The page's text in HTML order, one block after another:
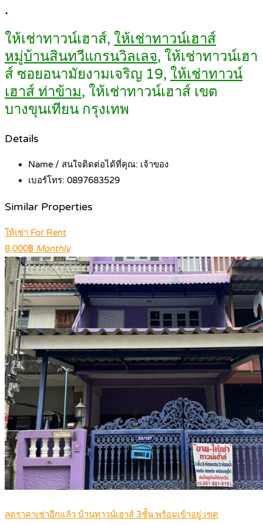
.
ให้เช่าทาวน์เฮาส์, ให้เช่าทาวน์เฮาส์
หมู่บ้านสินทวีแกรนวิลเลจ, ให้เช่าทาวน์เฮา
ส์ ซอยอนามัยงามเจริญ 19, ให้เช่าทาวน์
เฮาส์ ท่าข้าม, ให้เช่าทาวน์เฮาส์ เขต
บางขุนเทียน กรุงเทพ
Details
Name / สนใจติดต่อได้ที่คุณ: เจ้าของ
เบอร์โทร: 0897683529
Similar Properties
ให้เช่า For Rent
8,000฿ Monthly
ลดราคาเช่าอีกแล้ว บ้านทาวน์เฮาส์ 3ชั้น พร้อมเข้าอยู่ เขต